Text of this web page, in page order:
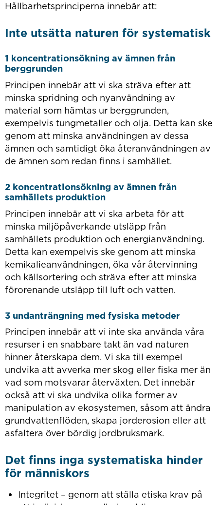
Hållbarhetsprinciperna innebär att:
Inte utsätta naturen för systematisk
1 koncentrationsökning av ämnen från
berggrunden
Principen innebär att vi ska sträva efter att
minska spridning och nyanvändning av
material som hämtas ur berggrunden,
exempelvis tungmetaller och olja. Detta kan ske
genom att minska användningen av dessa
ämnen och samtidigt öka återanvändningen av
de ämnen som redan finns i samhället.
2 koncentrationsökning av ämnen från
samhällets produktion
Principen innebär att vi ska arbeta för att
minska miljöpåverkande utsläpp från
samhällets produktion och energianvändning.
Detta kan exempelvis ske genom att minska
kemikalieanvändningen, öka vår återvinning
och källsortering och sträva efter att minska
förorenande utsläpp till luft och vatten.
3 undanträngning med fysiska metoder
Principen innebär att vi inte ska använda våra
resurser i en snabbare takt än vad naturen
hinner återskapa dem. Vi ska till exempel
undvika att avverka mer skog eller fiska mer än
vad som motsvarar återväxten. Det innebär
också att vi ska undvika olika former av
manipulation av ekosystemen, såsom att ändra
grundvattenflöden, skapa jorderosion eller att
asfaltera över bördig jordbruksmark.
Det finns inga systematiska hinder
för människors
Integritet – genom att ställa etiska krav på